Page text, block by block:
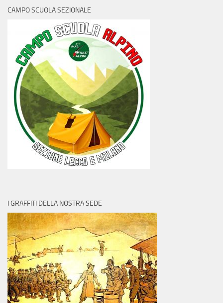
CAMPO SCUOLA SEZIONALE
I GRAFFITI DELLA NOSTRA SEDE